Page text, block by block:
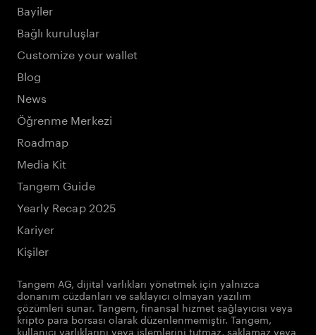
Bayiler
Bağlı kuruluşlar
Customize your wallet
Blog
News
Öğrenme Merkezi
Roadmap
Media Kit
Tangem Guide
Yearly Recap 2025
Kariyer
Kişiler
Tangem AG, dijital varlıkları yönetmek için yalnızca
donanım cüzdanları ve saklayıcı olmayan yazılım
çözümleri sunar. Tangem, finansal hizmet sağlayıcısı veya
kripto para borsası olarak düzenlenmemiştir. Tangem,
kullanıcı varlıklarını veya işlemlerini tutmaz, saklamaz veya